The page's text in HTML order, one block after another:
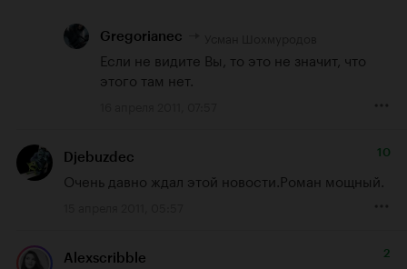
Gregorianec
Если не видите Вы, то это не значит, что
этого там нет.
Djebuzdec 10
Очень давно ждал этой новости.Роман мощный.
Alexscribble 2